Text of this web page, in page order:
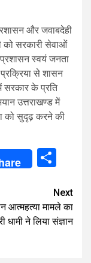
और जवाबदेही
सरकारी सेवाओं
स्वयं जनता
से शासन
सरकार के प्रति
उत्तराखण्ड में
को सुदृढ़ करने की
Next
आत्महत्या मामले का
धामी ने लिया संज्ञान